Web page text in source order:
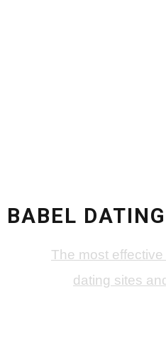
BABEL DATING